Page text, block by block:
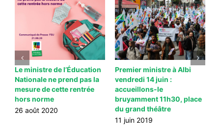
Le ministre de l’Éducation
Nationale ne prend pas la
mesure de cette rentrée
hors norme
26 août 2020
Premier ministre à Albi
vendredi 14 juin :
accueillons-le
bruyamment 11h30, place
du grand théâtre
11 juin 2019